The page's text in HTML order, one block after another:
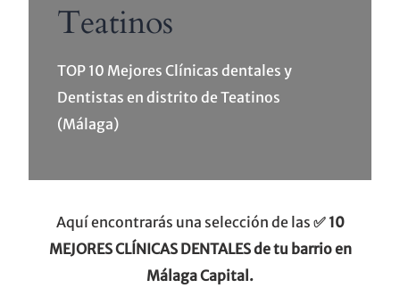
Teatinos
TOP 10 Mejores Clínicas dentales y
Dentistas en distrito de Teatinos
(Málaga)
Aquí encontrarás una selección de las ✅ 10
MEJORES CLÍNICAS DENTALES de tu barrio en
MálagaCapital.